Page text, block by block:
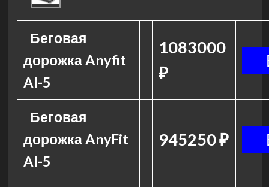
Беговая
дорожка Anyfit
AI-5
1083000
₽
Беговая
дорожка AnyFit
AI-5
945250 ₽